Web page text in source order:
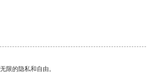
限的隐私和自由。